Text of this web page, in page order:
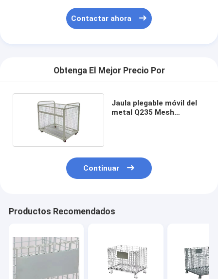
Contactar ahora
Obtenga El Mejor Precio Por
Jaula plegable móvil del
metal Q235 Mesh
Continuar
Productos Recomendados